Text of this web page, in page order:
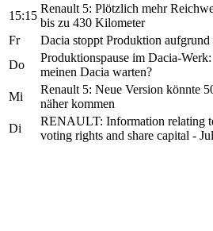
15:15
Renault 5: Plötzlich mehr
bis zu 430 Kilometer
Fr
Dacia stoppt Produktion
Do
Produktionspause im Dacia-
meinen Dacia warten?
Mi
Renault 5: Neue Version könnte
näher kommen
Di
RENAULT: Information relating
voting rights and share capital -